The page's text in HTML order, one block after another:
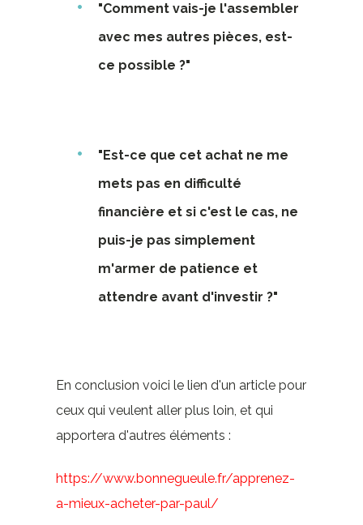
"Comment vais-je l'assembler
avec mes autres pièces, est-
ce possible ?"
"Est-ce que cet achat ne me
mets pas en difficulté
financière et si c'est le cas, ne
puis-je pas simplement
m'armer de patience et
attendre avant d'investir ?"
En conclusion voici le lien d'un article pour
ceux qui veulent aller plus loin, et qui
apportera d'autres éléments :
https://www.bonnegueule.fr/apprenez-
a-mieux-acheter-par-paul/